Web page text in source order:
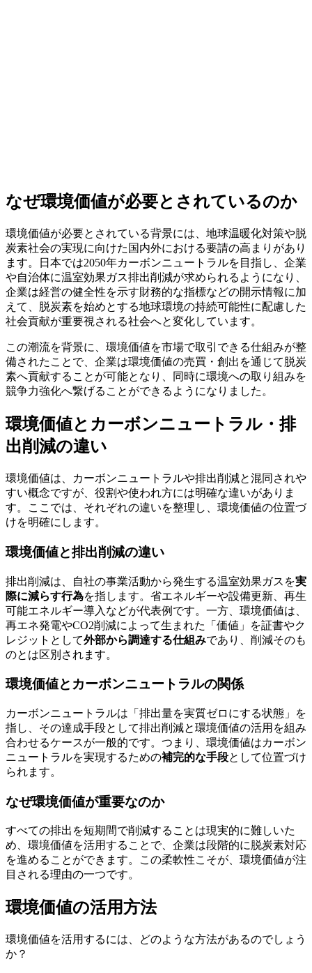
なぜ環境価値が必要とされているのか
環境価値が必要とされている背景には、地球温暖化対策や脱
炭素社会の実現に向けた国内外における要請の高まりがあり
ます。日本では2050年カーボンニュートラルを目指し、企業
や自治体に温室効果ガス排出削減が求められるようになり、
企業は経営の健全性を示す財務的な指標などの開示情報に加
えて、脱炭素を始めとする地球環境の持続可能性に配慮した
社会貢献が重要視される社会へと変化しています。
この潮流を背景に、環境価値を市場で取引できる仕組みが整
備されたことで、企業は環境価値の売買・創出を通じて脱炭
素へ貢献することが可能となり、同時に環境への取り組みを
競争力強化へ繋げることができるようになりました。
環境価値とカーボンニュートラル・排
出削減の違い
環境価値は、カーボンニュートラルや排出削減と混同されや
すい概念ですが、役割や使われ方には明確な違いがありま
す。ここでは、それぞれの違いを整理し、環境価値の位置づ
けを明確にします。
環境価値と排出削減の違い
排出削減は、自社の事業活動から発生する温室効果ガスを実
際に減らす行為を指します。省エネルギーや設備更新、再生
可能エネルギー導入などが代表例です。一方、環境価値は、
再エネ発電やCO2削減によって生まれた「価値」を証書やク
レジットとして外部から調達する仕組みであり、削減そのも
のとは区別されます。
環境価値とカーボンニュートラルの関係
カーボンニュートラルは「排出量を実質ゼロにする状態」を
指し、その達成手段として排出削減と環境価値の活用を組み
合わせるケースが一般的です。つまり、環境価値はカーボン
ニュートラルを実現するための補完的な手段として位置づけ
られます。
なぜ環境価値が重要なのか
すべての排出を短期間で削減することは現実的に難しいた
め、環境価値を活用することで、企業は段階的に脱炭素対応
を進めることができます。この柔軟性こそが、環境価値が注
目される理由の一つです。
環境価値の活用方法
環境価値を活用するには、どのような方法があるのでしょう
か？